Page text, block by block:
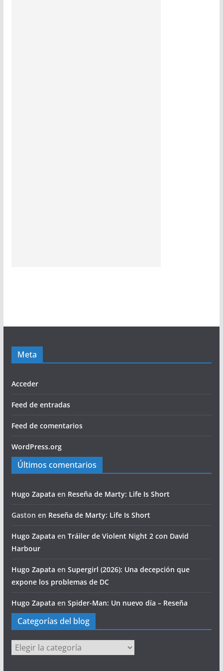
Meta
Acceder
Feed de entradas
Feed de comentarios
WordPress.org
Últimos comentarios
Hugo Zapata en Reseña de Marty: Life Is Short
Gaston en Reseña de Marty: Life Is Short
Hugo Zapata en Tráiler de Violent Night 2 con David
Harbour
Hugo Zapata en Supergirl (2026): Una decepción que
expone los problemas de DC
Hugo Zapata en Spider-Man: Un nuevo día – Reseña
Categorías del blog
Categorías
del